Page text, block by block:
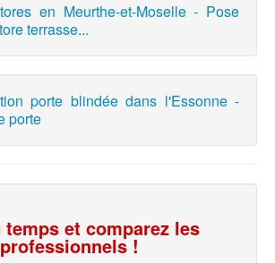
en Meurthe-et-Moselle - Pose
terrasse...
porte blindée dans l'Essonne -
porte
temps et comparez les
!